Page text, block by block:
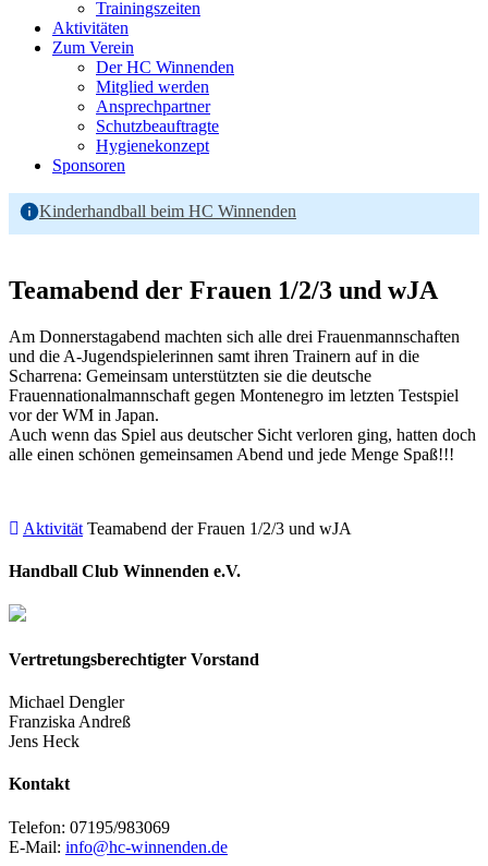
Trainingszeiten
Aktivitäten
Zum Verein
Der HC Winnenden
Mitglied werden
Ansprechpartner
Schutzbeauftragte
Hygienekonzept
Sponsoren
Kinderhandball beim HC Winnenden
Teamabend der Frauen 1/2/3 und wJA
Am Donnerstagabend machten sich alle drei Frauenmannschaften
und die A-Jugendspielerinnen samt ihren Trainern auf in die
Scharrena: Gemeinsam unterstützten sie die deutsche
Frauennationalmannschaft gegen Montenegro im letzten Testspiel
vor der WM in Japan.
Auch wenn das Spiel aus deutscher Sicht verloren ging, hatten doch
alle einen schönen gemeinsamen Abend und jede Menge Spaß!!!
Aktivität Teamabend der Frauen 1/2/3 und wJA
Handball Club Winnenden e.V.
Vertretungsberechtigter Vorstand
Michael Dengler
Franziska Andreß
Jens Heck
Kontakt
Telefon: 07195/983069
E-Mail: info@hc-winnenden.de